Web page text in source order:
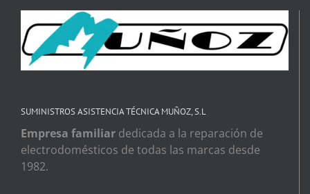
SUMINISTROS ASISTENCIA TÉCNICA MUÑOZ, S.L
Empresa familiar dedicada a la reparación de
electrodomésticos de todas las marcas desde
1982.